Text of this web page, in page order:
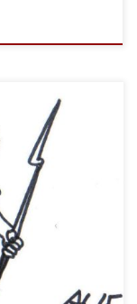
la obra de
que, en este